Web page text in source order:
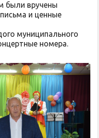
были вручены
и ценные
муниципального
номера.